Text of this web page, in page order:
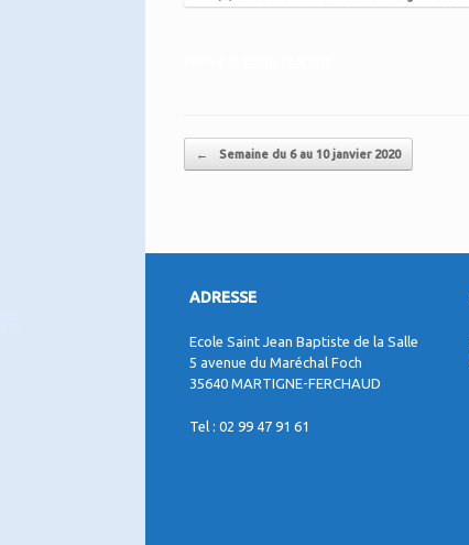
Post navigation
← Semaine du 6 au 10 janvier 2020
ADRESSE
Ecole Saint Jean Baptiste de la Salle
5 avenue du Maréchal Foch
35640 MARTIGNE-FERCHAUD
Tel : 02 99 47 91 61